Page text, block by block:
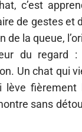
c’est
de gestes et
de la queue,
du regard :
Un chat qui
lève fièrement
sans